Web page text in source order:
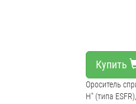
Купить
Ороситель
Н" (типа